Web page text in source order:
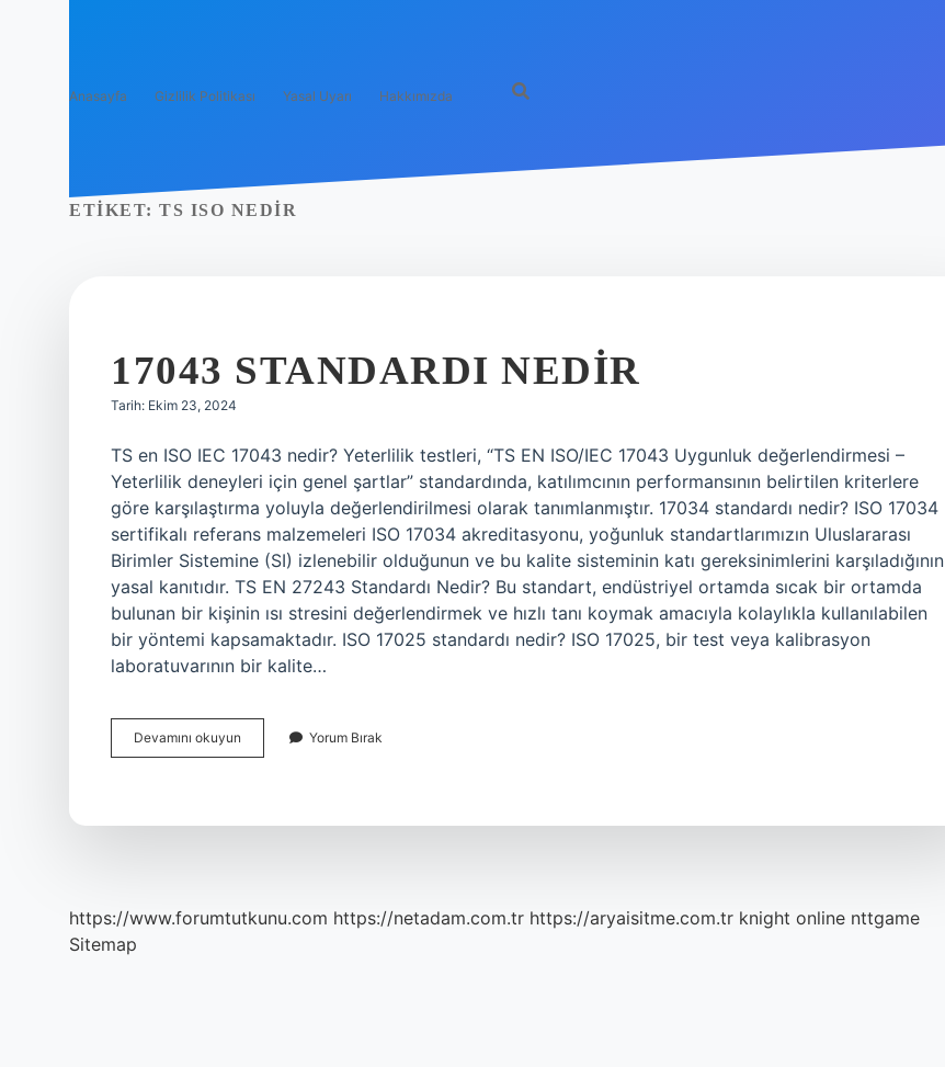
Anasayfa Gizlilik Politikası Yasal Uyarı Hakkımızda
ETIKET: TS ISO NEDIR
17043 STANDARDI NEDIR
Tarih: Ekim 23, 2024
TS en ISO IEC 17043 nedir? Yeterlilik testleri, “TS EN ISO/IEC 17043 Uygunluk değerlendirmesi –
Yeterlilik deneyleri için genel şartlar” standardında, katılımcının performansının belirtilen kriterlere
göre karşılaştırma yoluyla değerlendirilmesi olarak tanımlanmıştır. 17034 standardı nedir? ISO 17034
sertifikalı referans malzemeleri ISO 17034 akreditasyonu, yoğunluk standartlarımızın Uluslararası
Birimler Sistemine (SI) izlenebilir olduğunun ve bu kalite sisteminin katı gereksinimlerini karşıladığının
yasal kanıtıdır. TS EN 27243 Standardı Nedir? Bu standart, endüstriyel ortamda sıcak bir ortamda
bulunan bir kişinin ısı stresini değerlendirmek ve hızlı tanı koymak amacıyla kolaylıkla kullanılabilen
bir yöntemi kapsamaktadır. ISO 17025 standardı nedir? ISO 17025, bir test veya kalibrasyon
laboratuvarının bir kalite…
Devamını okuyun
Standardı
Yorum Bırak
https://www.forumtutkunu.com https://netadam.com.tr https://aryaisitme.com.tr knight online nttgame
Sitemap